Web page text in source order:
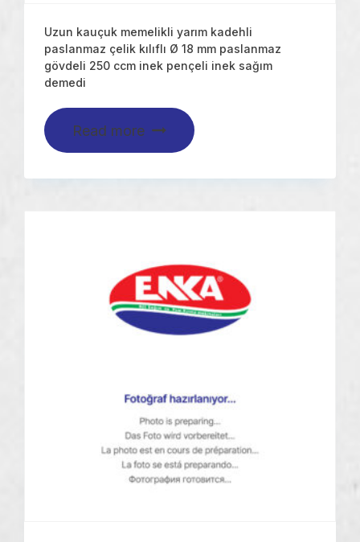
Uzun kauçuk memelikli yarım kadehli
paslanmaz çelik kılıflı Ø 18 mm paslanmaz
gövdeli 250 ccm inek pençeli inek sağım
demedi
Read more